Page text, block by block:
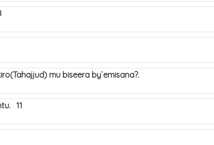
mu biseera by`emisana?.
11